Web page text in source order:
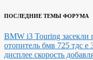
ПОСЛЕДНИЕ ТЕМЫ ФОРУМА
BMW i3 Touring засекли
отопитель бмв 725 тдс е
дисплее скорость